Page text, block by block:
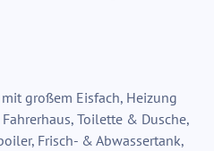
großem Eisfach, Heizung
Toilette & Dusche,
Frisch- & Abwassertank,